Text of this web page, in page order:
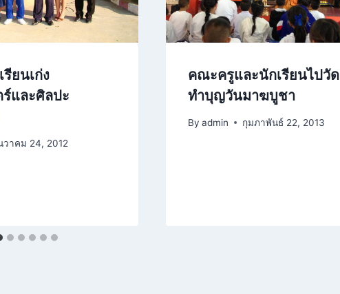
ยนเก่ง
และศิลปะ
วาคม 24, 2012
คณะครูและนักเรียนไปวัด
ทำบุญวันมาฆบูชา
By admin กุมภาพันธ์ 22, 2013